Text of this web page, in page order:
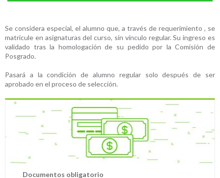
Se considera especial, el alumno que, a través de requerimiento , se
matricule en asignaturas del curso, sin vínculo regular. Su ingreso es
validado tras la homologación de su pedido por la Comisión de
Posgrado.
Pasará a la condición de alumno regular solo después de ser
aprobado en el proceso de selección.
Documentos obligatorio